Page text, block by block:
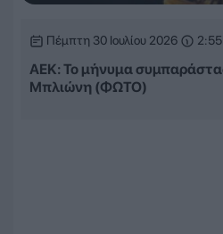
Πέμπτη 30 Ιουλίου 2026
ΑΕΚ: Το μήνυμα
Μπλιώνη (ΦΩΤΟ)